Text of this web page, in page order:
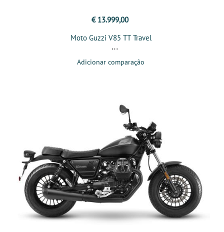
€ 13.999,00
Moto Guzzi V85 TT Travel
Adicionar comparação